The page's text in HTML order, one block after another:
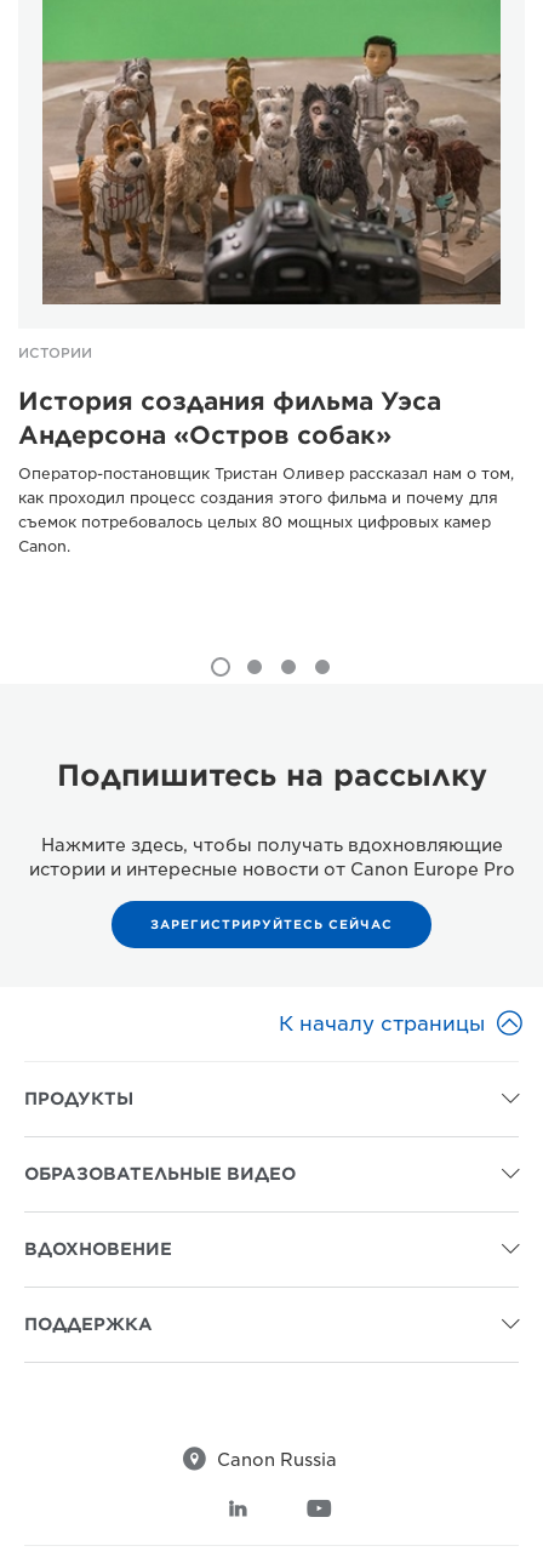
ИСТОРИИ
История создания фильма Уэса
Андерсона «Остров собак»
Оператор-постановщик Тристан Оливер рассказал нам о том,
как проходил процесс создания этого фильма и почему для
съемок потребовалось целых 80 мощных цифровых камер
Canon.
Подпишитесь на рассылку
Нажмите здесь, чтобы получать вдохновляющие
истории и интересные новости от Canon Europe Pro
ЗАРЕГИСТРИРУЙТЕСЬ СЕЙЧАС
К началу страницы 
ПРОДУКТЫ 
ОБРАЗОВАТЕЛЬНЫЕ ВИДЕО 
ВДОХНОВЕНИЕ 
ПОДДЕРЖКА 
 Canon Russia
 